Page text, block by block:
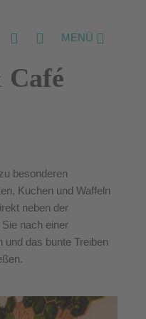
MENÜ
Café
besonderen
Kuchen und Waffeln
neben der
nach einer
und das bunte Treiben